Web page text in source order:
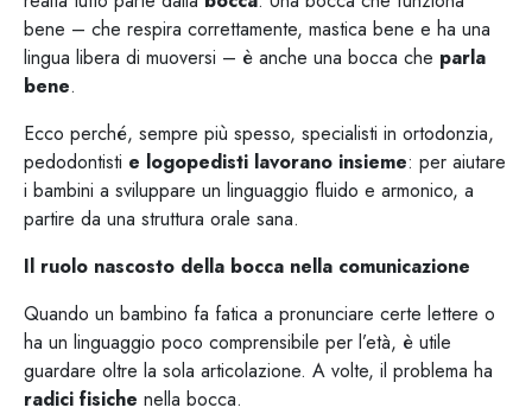
bene – che respira correttamente, mastica bene e ha una
lingua libera di muoversi – è anche una bocca che parla
bene.
Ecco perché, sempre più spesso, specialisti in ortodonzia,
pedodontisti e logopedisti lavorano insieme: per aiutare
i bambini a sviluppare un linguaggio fluido e armonico, a
partire da una struttura orale sana.
Il ruolo nascosto della bocca nella comunicazione
Quando un bambino fa fatica a pronunciare certe lettere o
ha un linguaggio poco comprensibile per l’età, è utile
guardare oltre la sola articolazione. A volte, il problema ha
radici fisiche nella bocca.